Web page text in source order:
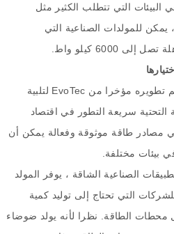
البيئات التي تتطلب الكثير مثل
يمكن للمولدات الصناعية التي
تصل إلى 6000 كيلو واط
تطويره مؤخرا من EvoTec لتلبية
التحتية سريعة التطور في اقتصاد
مصادر طاقة موثوقة وفعالة يمكن أن
بيئات مختلفة
الصناعية الشاقة ، يوفر المولد
التي تحتاج إلى توليد كمية
محطات الطاقة
نظرا لأنه يولد ضوضاء